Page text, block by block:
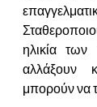
ηλικία
αλλάξουν
μπορούν να